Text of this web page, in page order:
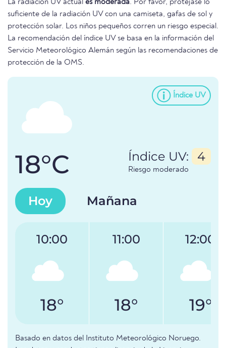
La radiación UV actual es moderada. Por favor, protéjase lo
suficiente de la radiación UV con una camiseta, gafas de sol y
protección solar. Los niños pequeños corren un riesgo especial.
La recomendación del índice UV se basa en la información del
Servicio Meteorológico Alemán según las recomendaciones de
protección de la OMS.
Índice UV
18°C Índice UV: 4
Riesgo moderado
Hoy Mañana
10:00
18°
11:00
18°
12:00
19°
Basado en datos del Instituto Meteorológico Noruego.